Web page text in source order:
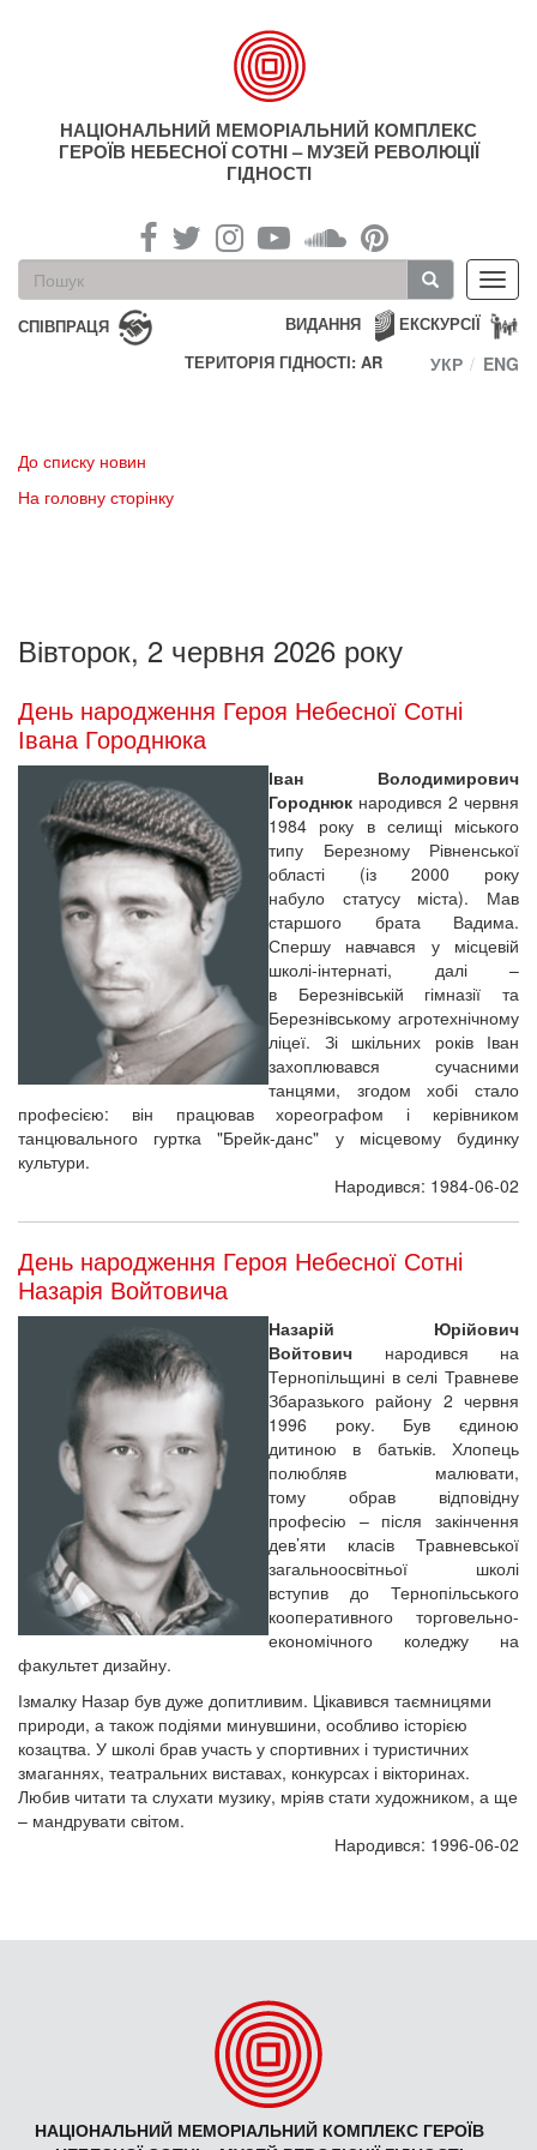
НАЦІОНАЛЬНИЙ МЕМОРІАЛЬНИЙ КОМПЛЕКС
ГЕРОЇВ НЕБЕСНОЇ СОТНІ – МУЗЕЙ РЕВОЛЮЦІЇ
ГІДНОСТІ
Пошукова
форма
Пошук
СПІВПРАЦЯ ЕКСКУРСІЇ
ВИДАННЯ
ТЕРИТОРІЯ ГІДНОСТІ: AR
УКР ENG
До списку новин
На головну сторінку
Вівторок, 2 червня 2026 року
День народження Героя Небесної Сотні
Івана Городнюка
Іван Володимирович
Городнюк народився 2 червня
1984 року в селищі міського
типу Березному Рівненської
області (із 2000 року
набуло статусу міста). Мав
старшого брата Вадима.
Спершу навчався у місцевій
школі-інтернаті, далі –
в Березнівській гімназії та
Березнівському агротехнічному
ліцеї. Зі шкільних років Іван
захоплювався сучасними
танцями, згодом хобі стало
професією: він працював хореографом і керівником
танцювального гуртка "Брейк-данс" у місцевому будинку
культури.
Народився: 1984-06-02
День народження Героя Небесної Сотні
Назарія Войтовича
Назарій Юрійович
Войтович народився на
Тернопільщині в селі Травневе
Збаразького району 2 червня
1996 року. Був єдиною
дитиною в батьків. Хлопець
полюбляв малювати,
тому обрав відповідну
професію – після закінчення
дев’яти класів Травневської
загальноосвітньої школі
вступив до Тернопільського
кооперативного торговельно-
економічного коледжу на
факультет дизайну.
Ізмалку Назар був дуже допитливим. Цікавився таємницями
природи, а також подіями минувшини, особливо історією
козацтва. У школі брав участь у спортивних і туристичних
змаганнях, театральних виставах, конкурсах і вікторинах.
Любив читати та слухати музику, мріяв стати художником, а ще
– мандрувати світом.
Народився: 1996-06-02
НАЦІОНАЛЬНИЙ МЕМОРІАЛЬНИЙ КОМПЛЕКС ГЕРОЇВ